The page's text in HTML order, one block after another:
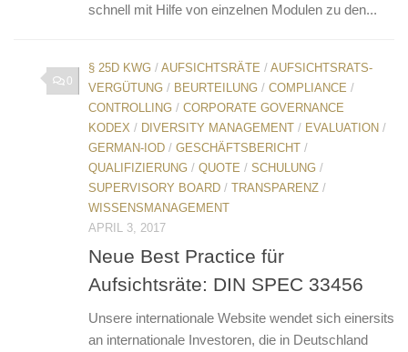
schnell mit Hilfe von einzelnen Modulen zu den...
0
§ 25D KWG / AUFSICHTSRÄTE / AUFSICHTSRATS-
VERGÜTUNG / BEURTEILUNG / COMPLIANCE /
CONTROLLING / CORPORATE GOVERNANCE
KODEX / DIVERSITY MANAGEMENT / EVALUATION /
GERMAN-IOD / GESCHÄFTSBERICHT /
QUALIFIZIERUNG / QUOTE / SCHULUNG /
SUPERVISORY BOARD / TRANSPARENZ /
WISSENSMANAGEMENT
APRIL 3, 2017
Neue Best Practice für
Aufsichtsräte: DIN SPEC 33456
Unsere internationale Website wendet sich einersits
an internationale Investoren, die in Deutschland